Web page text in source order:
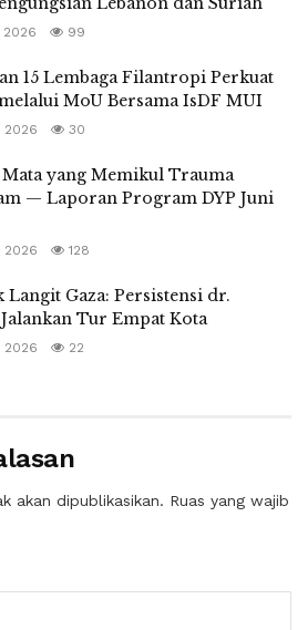
2026 99
15 Lembaga Filantropi Perkuat
MoU Bersama IsDF MUI
2026 30
yang Memikul Trauma
— Laporan Program DYP Juni
2026 128
Langit Gaza: Persistensi dr.
Jalankan Tur Empat Kota
2026 22
akan dipublikasikan. Ruas yang wajib